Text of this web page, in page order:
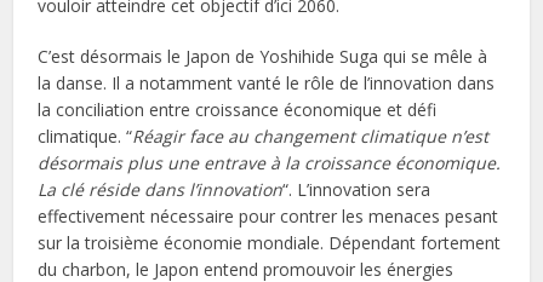
vouloir atteindre cet objectif d’ici 2060.
C’est désormais le Japon de Yoshihide Suga qui se mêle à
la danse. Il a notamment vanté le rôle de l’innovation dans
la conciliation entre croissance économique et défi
climatique. “Réagir face au changement climatique n’est
désormais plus une entrave à la croissance économique.
La clé réside dans l’innovation“. L’innovation sera
effectivement nécessaire pour contrer les menaces pesant
sur la troisième économie mondiale. Dépendant fortement
du charbon, le Japon entend promouvoir les énergies